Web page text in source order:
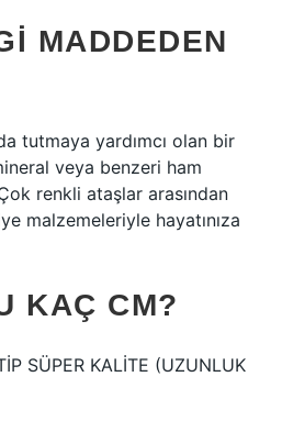
MADDEDEN
tutmaya yardımcı olan bir
veya benzeri ham
renkli ataşlar arasından
malzemeleriyle hayatınıza
KAÇ CM?
SÜPER KALİTE (UZUNLUK